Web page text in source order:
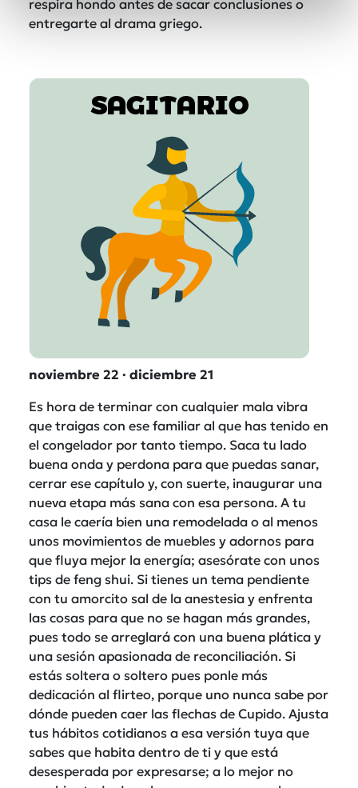
respira hondo antes de sacar conclusiones o
entregarte al drama griego.
noviembre 22 · diciembre 21
Es hora de terminar con cualquier mala vibra
que traigas con ese familiar al que has tenido en
el congelador por tanto tiempo. Saca tu lado
buena onda y perdona para que puedas sanar,
cerrar ese capítulo y, con suerte, inaugurar una
nueva etapa más sana con esa persona. A tu
casa le caería bien una remodelada o al menos
unos movimientos de muebles y adornos para
que fluya mejor la energía; asesórate con unos
tips de feng shui. Si tienes un tema pendiente
con tu amorcito sal de la anestesia y enfrenta
las cosas para que no se hagan más grandes,
pues todo se arreglará con una buena plática y
una sesión apasionada de reconciliación. Si
estás soltera o soltero pues ponle más
dedicación al flirteo, porque uno nunca sabe por
dónde pueden caer las flechas de Cupido. Ajusta
tus hábitos cotidianos a esa versión tuya que
sabes que habita dentro de ti y que está
desesperada por expresarse; a lo mejor no